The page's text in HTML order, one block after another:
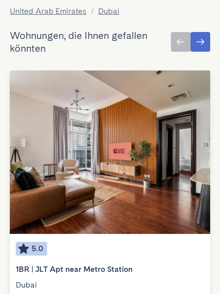
United Arab Emirates / Dubai
Wohnungen, die Ihnen gefallen
könnten
5.0
1BR | JLT Apt near Metro Station
Dubai